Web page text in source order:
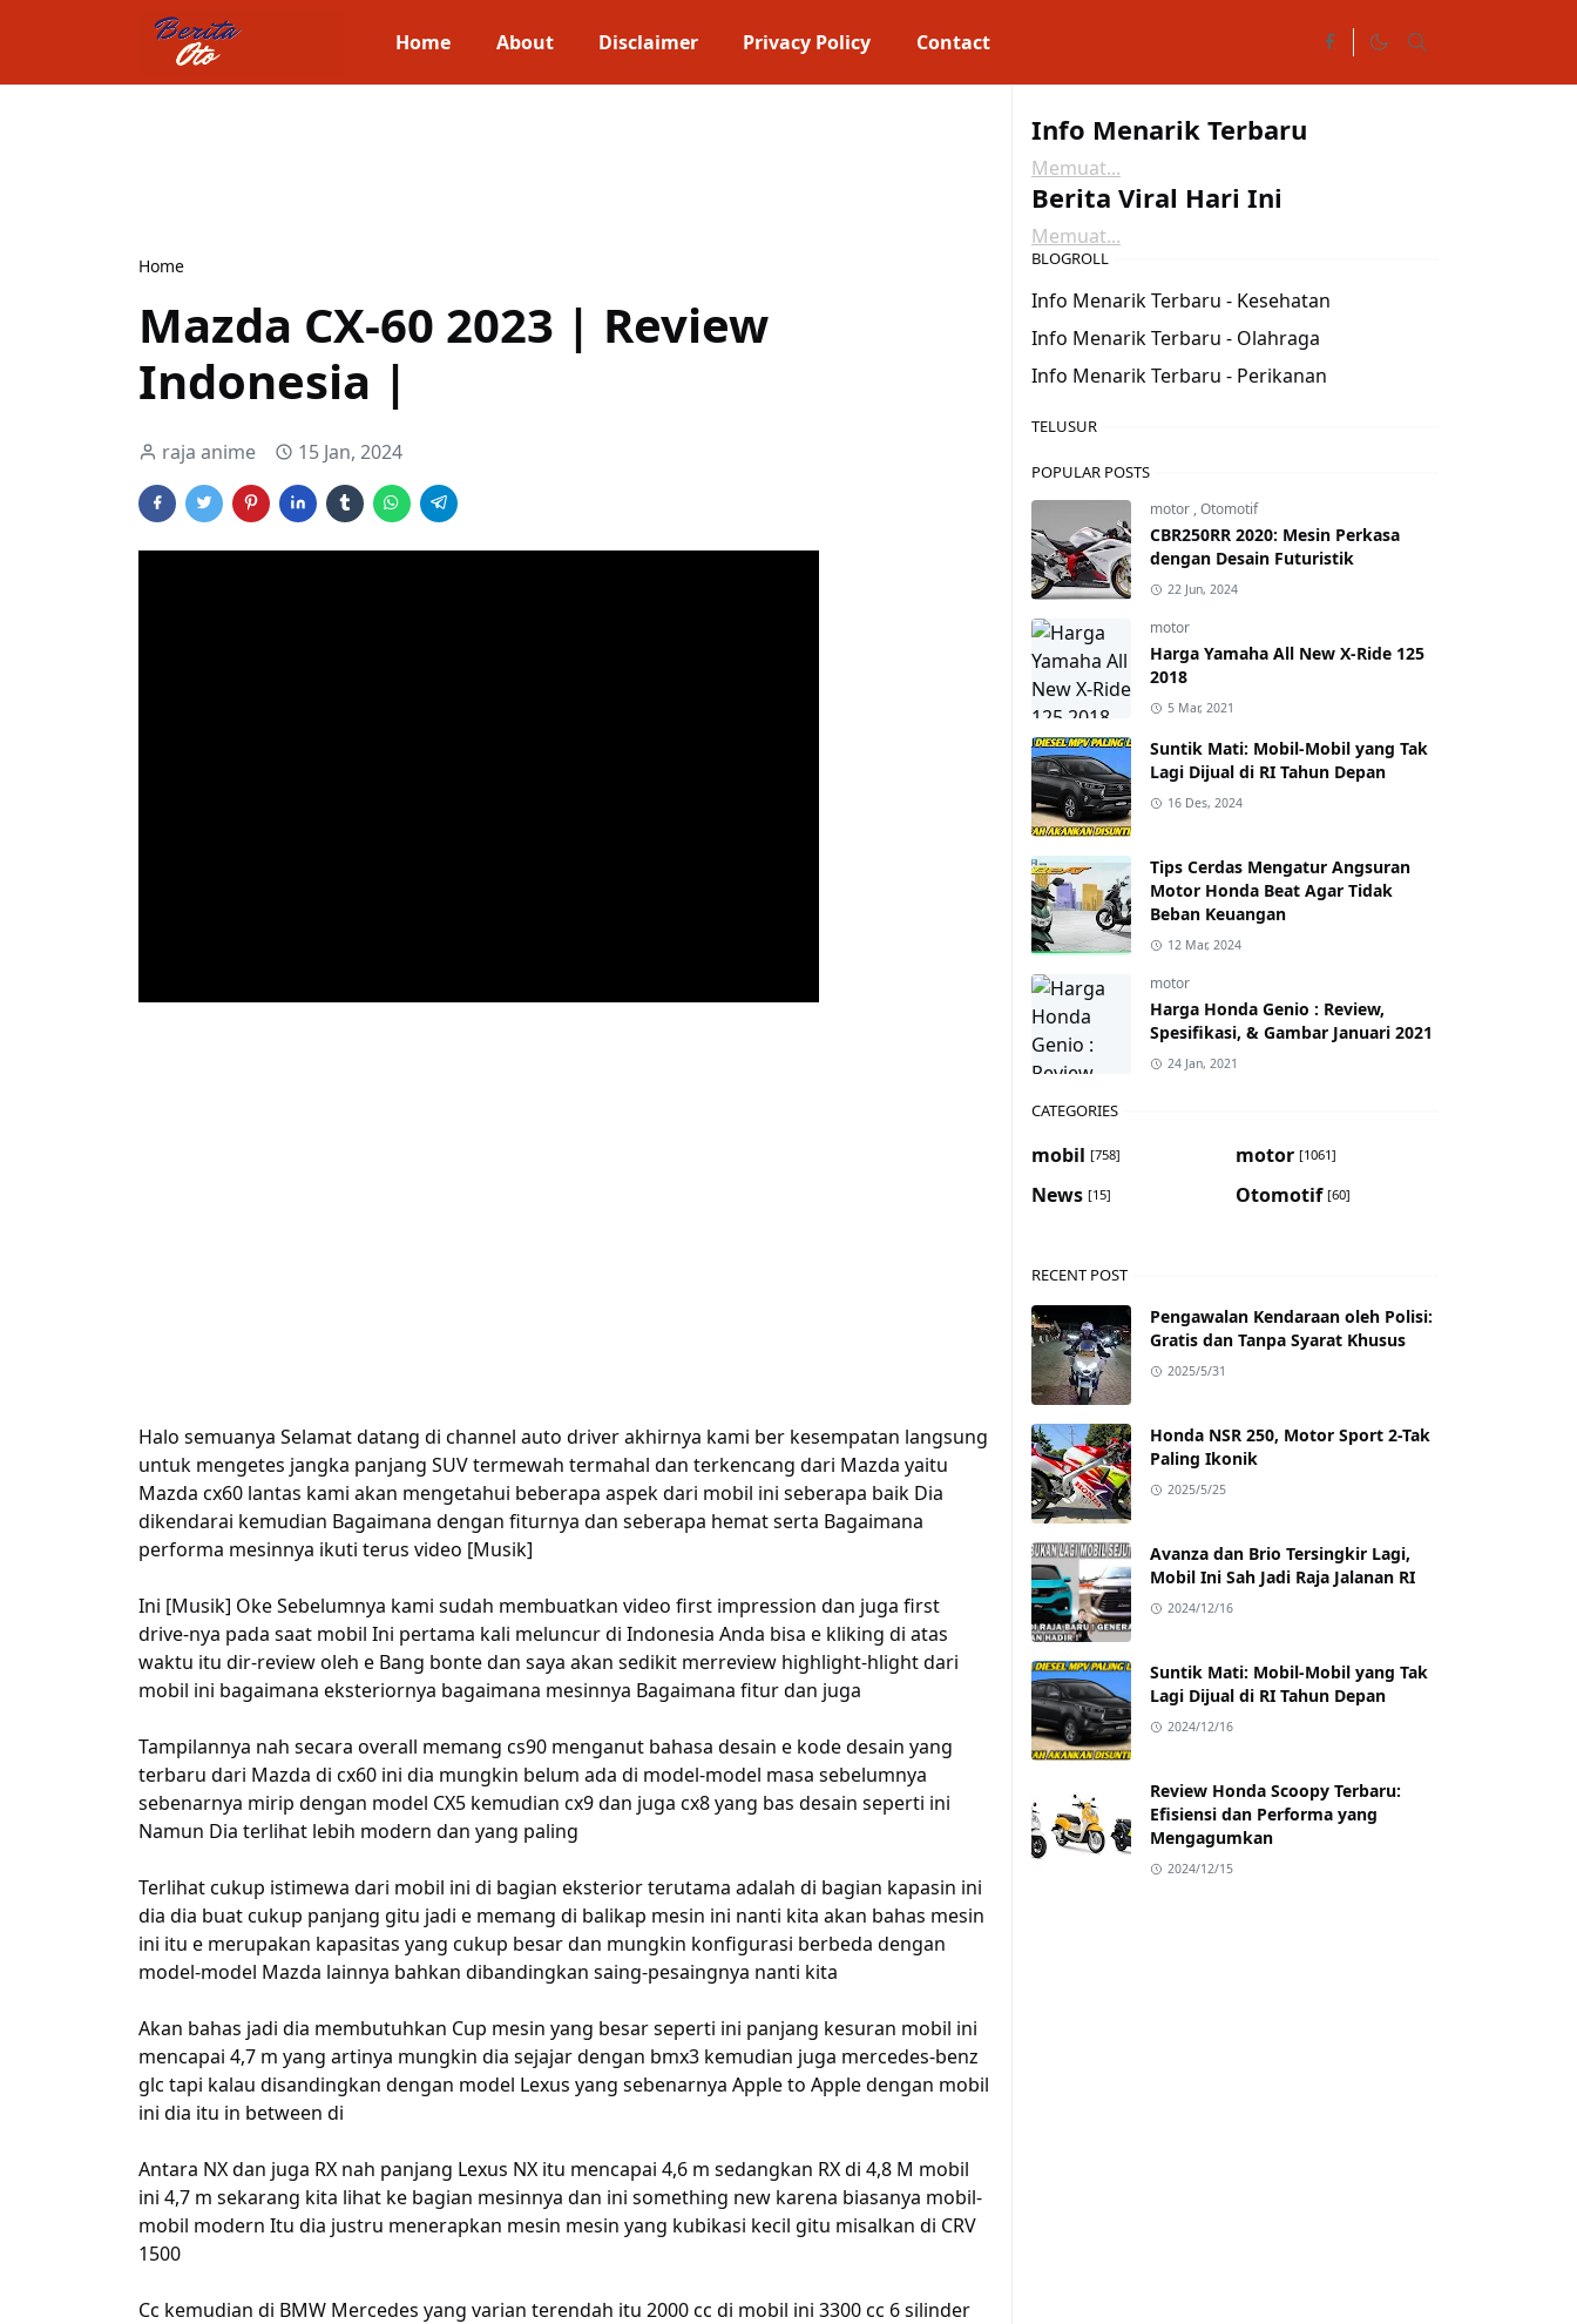
Home About Disclaimer Privacy Policy Contact
Home
Mazda CX-60 2023 | Review
Indonesia |
raja anime 15 Jan, 2024
Halo semuanya Selamat datang di channel auto driver akhirnya kami ber kesempatan langsung
untuk mengetes jangka panjang SUV termewah termahal dan terkencang dari Mazda yaitu
Mazda cx60 lantas kami akan mengetahui beberapa aspek dari mobil ini seberapa baik Dia
dikendarai kemudian Bagaimana dengan fiturnya dan seberapa hemat serta Bagaimana
performa mesinnya ikuti terus video [Musik]
Ini [Musik] Oke Sebelumnya kami sudah membuatkan video first impression dan juga first
drive-nya pada saat mobil Ini pertama kali meluncur di Indonesia Anda bisa e kliking di atas
waktu itu dir-review oleh e Bang bonte dan saya akan sedikit merreview highlight-hlight dari
mobil ini bagaimana eksteriornya bagaimana mesinnya Bagaimana fitur dan juga
Tampilannya nah secara overall memang cs90 menganut bahasa desain e kode desain yang
terbaru dari Mazda di cx60 ini dia mungkin belum ada di model-model masa sebelumnya
sebenarnya mirip dengan model CX5 kemudian cx9 dan juga cx8 yang bas desain seperti ini
Namun Dia terlihat lebih modern dan yang paling
Terlihat cukup istimewa dari mobil ini di bagian eksterior terutama adalah di bagian kapasin ini
dia dia buat cukup panjang gitu jadi e memang di balikap mesin ini nanti kita akan bahas mesin
ini itu e merupakan kapasitas yang cukup besar dan mungkin konfigurasi berbeda dengan
model-model Mazda lainnya bahkan dibandingkan saing-pesaingnya nanti kita
Akan bahas jadi dia membutuhkan Cup mesin yang besar seperti ini panjang kesuran mobil ini
mencapai 4,7 m yang artinya mungkin dia sejajar dengan bmx3 kemudian juga mercedes-benz
glc tapi kalau disandingkan dengan model Lexus yang sebenarnya Apple to Apple dengan mobil
ini dia itu in between di
Antara NX dan juga RX nah panjang Lexus NX itu mencapai 4,6 m sedangkan RX di 4,8 M mobil
ini 4,7 m sekarang kita lihat ke bagian mesinnya dan ini something new karena biasanya mobil-
mobil modern Itu dia justru menerapkan mesin mesin yang kubikasi kecil gitu misalkan di CRV
1500
Cc kemudian di BMW Mercedes yang varian terendah itu 2000 cc di mobil ini 3300 cc 6 silinder
Info Menarik Terbaru
Memuat...
Berita Viral Hari Ini
Memuat...
BLOGROLL
Info Menarik Terbaru - Kesehatan
Info Menarik Terbaru - Olahraga
Info Menarik Terbaru - Perikanan
TELUSUR
POPULAR POSTS
motor ,Otomotif
CBR250RR 2020: Mesin Perkasa
dengan Desain Futuristik
22 Jun, 2024
motor
Harga Yamaha All New X-Ride 125
2018
5 Mar, 2021
Suntik Mati: Mobil-Mobil yang Tak
Lagi Dijual di RI Tahun Depan
16 Des, 2024
Tips Cerdas Mengatur Angsuran
Motor Honda Beat Agar Tidak
Beban Keuangan
12 Mar, 2024
motor
Harga Honda Genio : Review,
Spesifikasi, & Gambar Januari 2021
24 Jan, 2021
CATEGORIES
mobil [758] motor [1061]
News [15] Otomotif [60]
RECENT POST
Pengawalan Kendaraan oleh Polisi:
Gratis dan Tanpa Syarat Khusus
2025/5/31
Honda NSR 250, Motor Sport 2-Tak
Paling Ikonik
2025/5/25
Avanza dan Brio Tersingkir Lagi,
Mobil Ini Sah Jadi Raja Jalanan RI
2024/12/16
Suntik Mati: Mobil-Mobil yang Tak
Lagi Dijual di RI Tahun Depan
2024/12/16
Review Honda Scoopy Terbaru:
Efisiensi dan Performa yang
Mengagumkan
2024/12/15